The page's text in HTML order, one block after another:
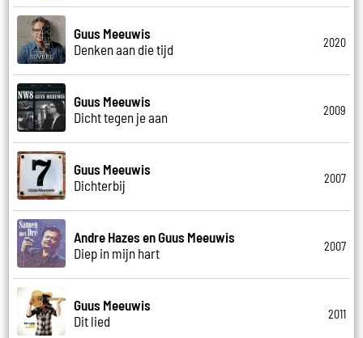
Guus Meeuwis
Denken aan die tijd
2020
Guus Meeuwis
Dicht tegen je aan
2009
Guus Meeuwis
Dichterbij
2007
Andre Hazes en Guus Meeuwis
Diep in mijn hart
2007
Guus Meeuwis
Dit lied
2011